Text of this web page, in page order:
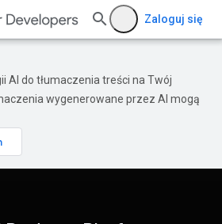
Zaloguj się
AI do tłumaczenia treści na Twój
wygenerowane przez AI mogą